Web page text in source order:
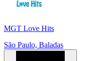
MGT Love Hits
São Paulo, Baladas